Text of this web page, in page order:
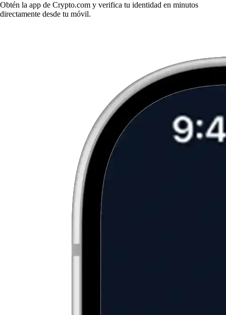
Obtén la app de Crypto.com y verifica tu identidad en minutos
directamente desde tu móvil.